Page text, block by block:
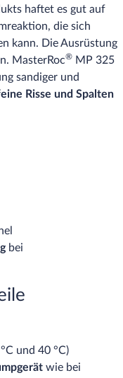
haftet es gut auf
die sich
kann. Die Ausrüstung
MasterRoc® MP 325
sandiger und
Risse und Spalten
bei
und 40 °C)
wie bei